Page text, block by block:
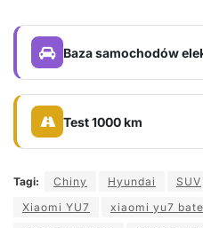
Baza samochodów
Test 1000 km
Tagi: Chiny Hyundai SUV
Xiaomi YU7
xiaomi yu7